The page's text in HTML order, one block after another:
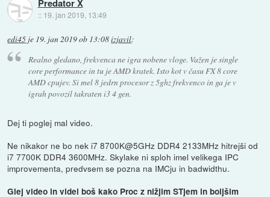
Predator X
:: 19. jan 2019, 13:49
edi45 je 19. jan 2019 ob 13:08izjavil:
Realno gledano, frekvenca ne igra nobene vloge. Važen je single
core performance in tu je AMD kratek. Isto kot v času FX 8 core
AMD cpujev. Si mel 8 jedrn procesor z 5ghz frekvenco in ga je v
igrah povozil takraten i3 4 gen.
Dej ti poglej mal video.
Ne nikakor ne bo nek i7 8700K@5GHz DDR4 2133MHz hitrejši od
i7 7700K DDR4 3600MHz. Skylake ni sploh imel velikega IPC
improvementa, predvsem se pozna na IMCju in badwidthu.
Glej video in videl boš kako Proc z nižjim STjem in boljšim